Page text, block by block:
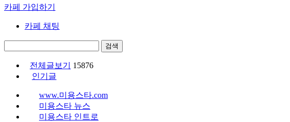
카페 가입하기
카페 채팅
검색
전체글보기
15876
인기글
www.미용스타.com
미용스타 뉴스
미용스타 인트로